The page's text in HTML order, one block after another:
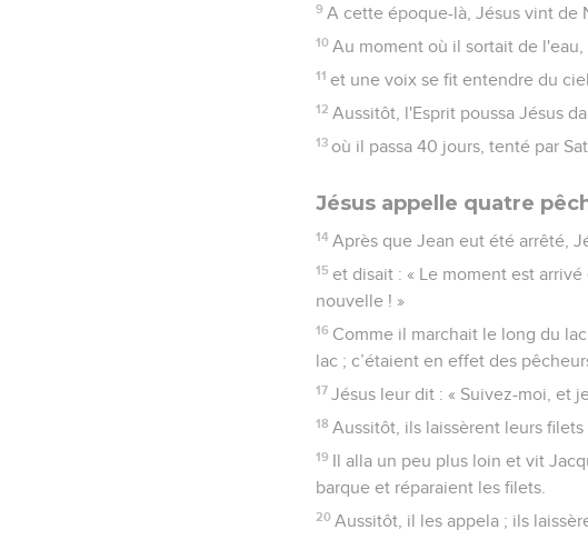
9 A cette époque-là, Jésus vint de
10 Au moment où il sortait de
11 et une voix se fit entendre du
12 Aussitôt, l'Esprit poussa Jésus
13 où il passa 40 jours, tenté par
Jésus appelle quatre
14 Après que Jean eut été arrêté,
15 et disait : « Le moment est
nouvelle ! »
16 Comme il marchait le long du
lac ; c’étaient en effet des
17 Jésus leur dit : « Suivez-moi, et
18 Aussitôt, ils laissèrent leurs filets
19 Il alla un peu plus loin et vit
barque et réparaient les filets.
20 Aussitôt, il les appela ; ils